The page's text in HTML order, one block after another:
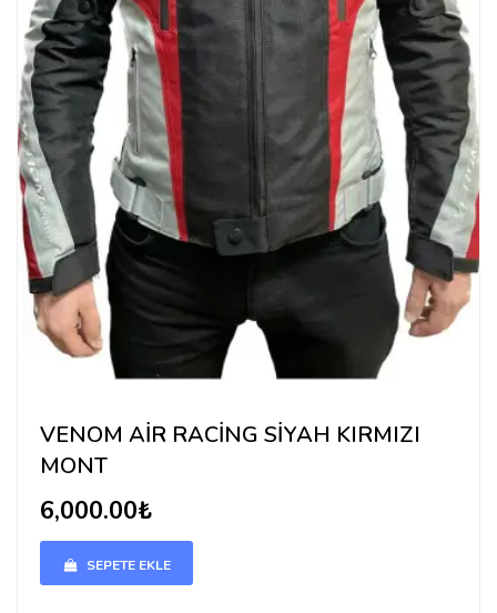
VENOM AİR RACİNG SİYAH KIRMIZI
MONT
6,000.00₺
SEPETE EKLE